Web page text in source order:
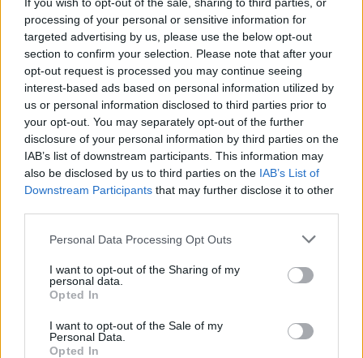
processing of your personal or sensitive information for
targeted advertising by us, please use the below opt-out
section to confirm your selection. Please note that after your
opt-out request is processed you may continue seeing
interest-based ads based on personal information utilized by
us or personal information disclosed to third parties prior to
your opt-out. You may separately opt-out of the further
disclosure of your personal information by third parties on the
IAB’s list of downstream participants. This information may
also be disclosed by us to third parties on the IAB’s List of
Downstream Participants that may further disclose it to other
Please note that this website/app uses one or more Google
not limited to your visit or usage behaviour. You may click to
grant or deny consent to Google and its third-party tags to
use your data for below specified purposes in below Google
consent section.
Personal Data Processing Opt Outs
I want to opt-out of the Sharing of my
personal data.
Opted In
I want to opt-out of the Sale of my
Personal Data.
Opted In
τοποθετημένος στην υποδοχή του αναπτήρα.
Σε αυτή την περίπτωση η ένταση της ηλεκτρικής
ενέργειαςείναι πολύ πιθανόν να μην είναι συμβατή
με τη συσκευήπου επιχειρούμε να φορτίσουμε γεγονός
που με τη σειρά του μπορεί να οδηγήσει στη σταδιακή
φθορά της.